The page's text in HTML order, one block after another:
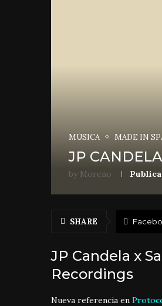
MÚSICA MADE IN
JP
by Moreno
SHARE
JP Candela x
Recordings
Nueva referencia en